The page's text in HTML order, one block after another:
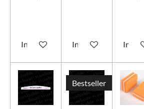
In winkelwagenIn winkelwagenIn
Bestseller